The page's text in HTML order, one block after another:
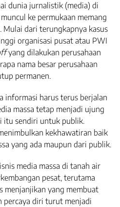
dunia jurnalistik (media) di
ke permukaan memang
dari terungkapnya kasus
organisasi pusat atau PWI
yang dilakukan perusahaan
nama besar perusahaan
permanen.
informasi harus terus berjalan
massa tetap menjadi ujung
itu sendiri untuk publik.
kekhawatiran baik
yang ada maupun dari publik.
media massa di tanah air
pesat, terutama
menjanjikan yang membuat
percaya diri turut menjadi